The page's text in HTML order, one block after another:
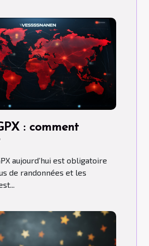
: comment
aujourd’hui est obligatoire
de randonnées et les